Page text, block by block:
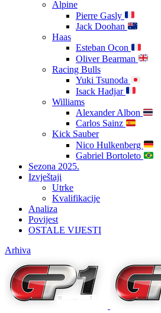
Alpine
Pierre Gasly
Jack Doohan
Haas
Esteban Ocon
Oliver Bearman
Racing Bulls
Yuki Tsunoda
Isack Hadjar
Williams
Alexander Albon
Carlos Sainz
Kick Sauber
Nico Hulkenberg
Gabriel Bortoleto
Sezona 2025.
Izvještaji
Utrke
Kvalifikacije
Analiza
Povijest
OSTALE VIJESTI
Arhiva